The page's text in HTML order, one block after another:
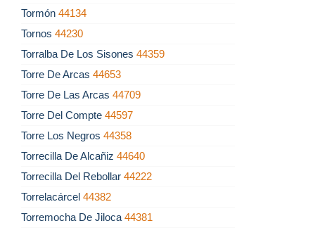
Tormón 44134
Tornos 44230
Torralba De Los Sisones 44359
Torre De Arcas 44653
Torre De Las Arcas 44709
Torre Del Compte 44597
Torre Los Negros 44358
Torrecilla De Alcañiz 44640
Torrecilla Del Rebollar 44222
Torrelacárcel 44382
Torremocha De Jiloca 44381